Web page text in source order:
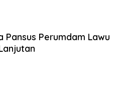
Pansus Perumdam Lawu